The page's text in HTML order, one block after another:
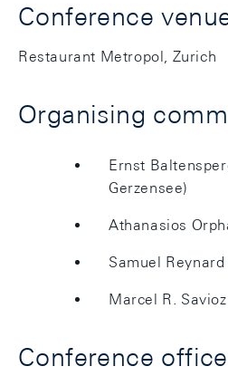
Conference
Restaurant Metropol, Zurich
Organising
Ernst
Gerzensee)
Athanasios
Samuel
Marcel R.
Conference office